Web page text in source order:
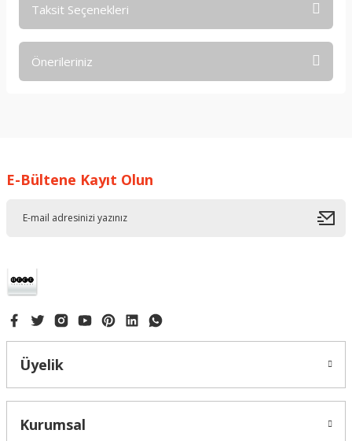
Taksit Seçenekleri
Önerileriniz
Ürün resmi kalitesiz, bozuk veya görüntülenemiyor.
E-Bültene Kayıt Olun
Üyelik
Kurumsal